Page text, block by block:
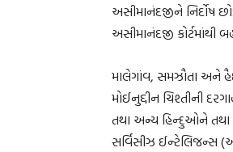
અસીમાનંદજીને નિર્દોષ
અસીમાનંદજી
માલેગાંવ, સમઝૌતા અને
મોઈનુદ્દીન ચિશ્તીની
તથા અન્ય હિન્દુઓને તથા
સર્વિસીઝ ઈન્ટેલિજન્સ